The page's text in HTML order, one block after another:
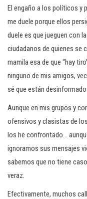
El engaño a los políticos y
me duele porque ellos
duele es que jueguen con
ciudadanos de quienes se
mamila esa de que “hay
ninguno de mis amigos,
sé que están
Aunque en mis grupos y
ofensivos y clasistas de
los he confrontado…
ignoramos sus mensajes
sabemos que no tiene
veraz.
Efectivamente, muchos